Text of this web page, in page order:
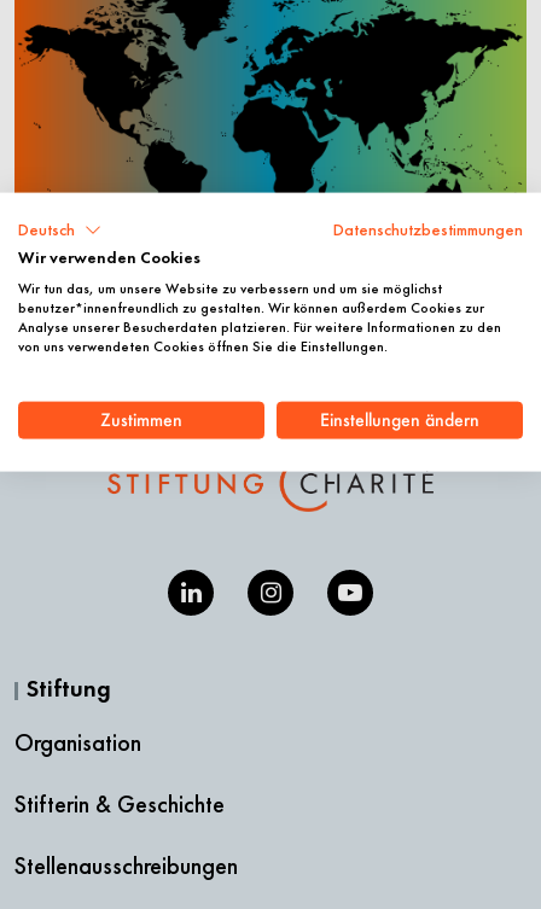
Stiftung
Organisation
Stifterin & Geschichte
Stellenausschreibungen
Deutsch Datenschutzbestimmungen
Wir verwenden Cookies
Wir tun das, um unsere Website zu verbessern und um sie möglichst
benutzer*innenfreundlich zu gestalten. Wir können außerdem Cookies zur
Analyse unserer Besucherdaten platzieren. Für weitere Informationen zu den
von uns verwendeten Cookies öffnen Sie die Einstellungen.
Zustimmen Einstellungen ändern